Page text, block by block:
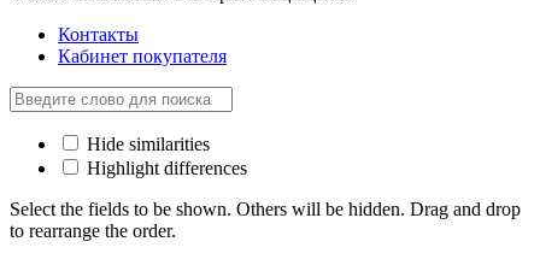
Контакты
Кабинет покупателя
Hide similarities
Highlight differences
Select the fields to be shown. Others will be hidden. Drag and drop
to rearrange the order.